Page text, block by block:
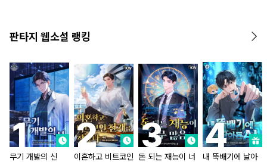
판타지 웹소설 랭킹
무기 개발의 신
이혼하고 비트코인
돈 되는 재능이 너
내 뚝배기에 날아